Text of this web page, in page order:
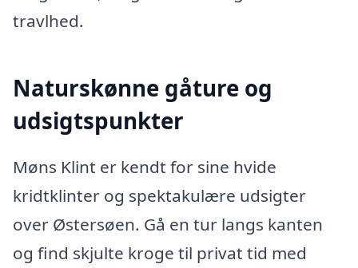
travlhed.
Naturskønne gåture og
udsigtspunkter
Møns Klint er kendt for sine hvide
kridtklinter og spektakulære udsigter
over Østersøen. Gå en tur langs kanten
og find skjulte kroge til privat tid med